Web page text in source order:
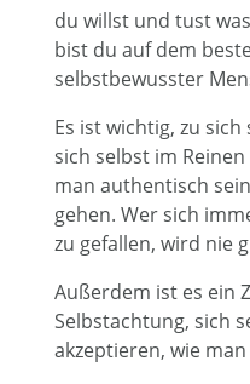
du willst und tust
bist du auf dem
selbstbewusster
Es ist wichtig, zu
sich selbst im
man authentisch
gehen. Wer sich
zu gefallen, wird nie
Außerdem ist es ein
Selbstachtung, sich
akzeptieren, wie